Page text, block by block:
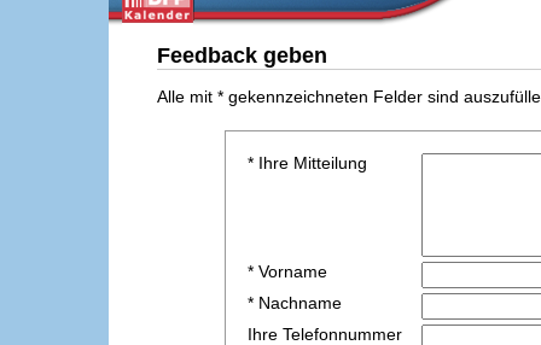
Feedback geben
Alle mit * gekennzeichneten Felder sind
* Ihre Mitteilung
* Vorname
* Nachname
Ihre Telefonnummer